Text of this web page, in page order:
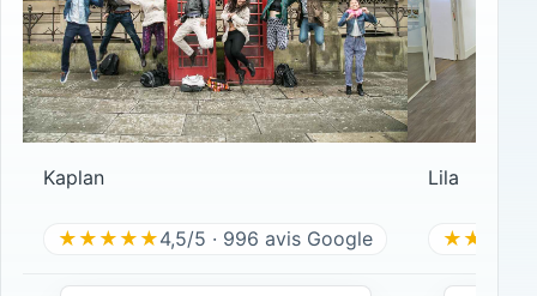
Kaplan
★★★★★4,5/5 · 996 avis Google
Lila